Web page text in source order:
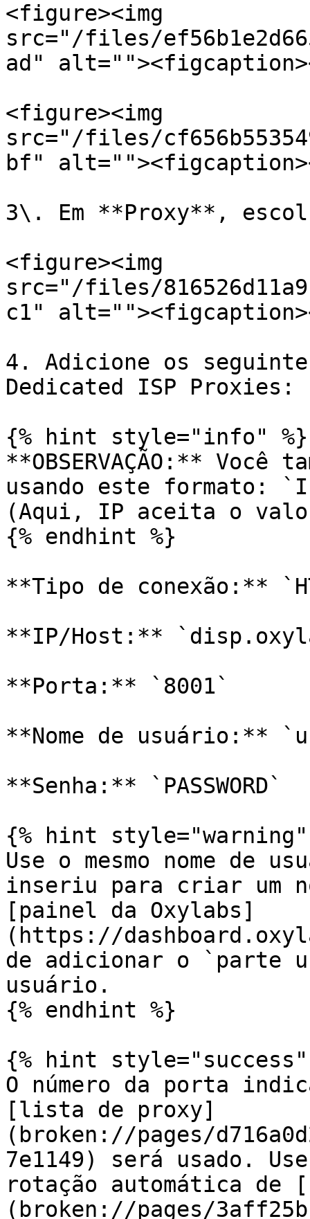
<figure><img
src="/files/
ad"
<figure><img
src="/files/
bf"
3\. Em **Proxy**,
<figure><img
src="/files/
c1"
4. Adicione os
Dedicated ISP Proxies:
{% hint style="info" %}
**OBSERVAÇÃO:** Você
usando este formato:
(Aqui, IP aceita o
{% endhint %}
**Tipo de conexão:**
**IP/Host:**
**Porta:** `8001`
**Nome de usuário:**
**Senha:** `PASSWORD`
{% hint style="warning"
Use o mesmo nome de
inseriu para criar um
[painel da Oxylabs]
(https://
de adicionar o `parte
usuário.
{% endhint %}
{% hint style="success"
O número da porta
[lista de proxy]
(broken://pages/
7e1149) será usado.
rotação automática de
(broken://pages/